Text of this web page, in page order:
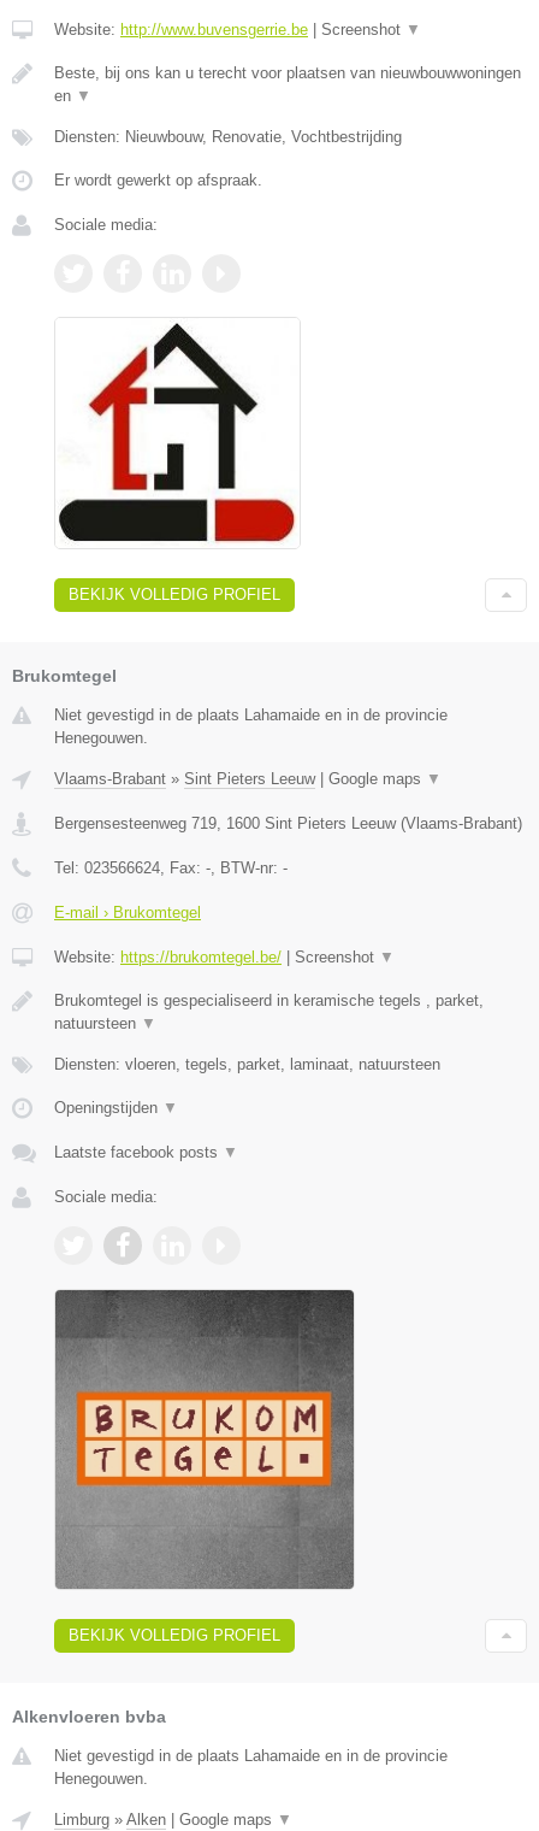
Website: http://www.buvensgerrie.be Screenshot ▼
Beste, bij ons kan u terecht voor plaatsen van nieuwbouwwoningen
en ▼
Diensten: Nieuwbouw, Renovatie, Vochtbestrijding
Er wordt gewerkt op afspraak.
Sociale media:
BEKIJK VOLLEDIG PROFIEL
Brukomtegel
Niet gevestigd in de plaats Lahamaide en in de provincie
Henegouwen.
Vlaams-Brabant » Sint Pieters Leeuw| Google maps ▼
Bergensesteenweg 719, 1600 Sint Pieters Leeuw(Vlaams-Brabant)
Tel: 023566624, Fax: -, BTW-nr: -
E-mail › Brukomtegel
Website: https://brukomtegel.be/ Screenshot ▼
Brukomtegel is gespecialiseerd in keramische tegels , parket,
natuursteen ▼
Diensten: vloeren, tegels, parket, laminaat, natuursteen
Openingstijden ▼
Laatste facebook posts ▼
Sociale media:
BEKIJK VOLLEDIG PROFIEL
Alkenvloeren bvba
Niet gevestigd in de plaats Lahamaide en in de provincie
Henegouwen.
Limburg » Alken Google maps ▼